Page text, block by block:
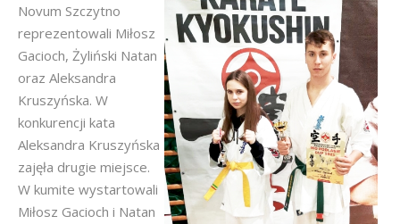
Novum Szczytno
reprezentowali Miłosz
Gacioch, Żyliński Natan
oraz Aleksandra
Kruszyńska. W
konkurencji kata
Aleksandra Kruszyńska
zajęła drugie miejsce.
W kumite wystartowali
Miłosz Gacioch i Natan